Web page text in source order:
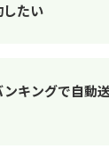
したい
キングで自動